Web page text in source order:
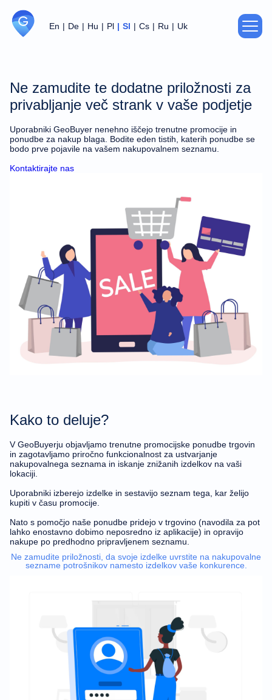
En De Hu Pl Sl Cs Ru Uk
Pogodba
Podpora
Izbriši račun
Ne zamudite te dodatne priložnosti za
privabljanje več strank v vaše podjetje
Uporabniki GeoBuyer nenehno iščejo trenutne promocije in
ponudbe za nakup blaga. Bodite eden tistih, katerih ponudbe se
bodo prve pojavile na vašem nakupovalnem seznamu.
Kontaktirajte nas
Kako to deluje?
V GeoBuyerju objavljamo trenutne promocijske ponudbe trgovin
in zagotavljamo priročno funkcionalnost za ustvarjanje
nakupovalnega seznama in iskanje znižanih izdelkov na vaši
lokaciji.
Uporabniki izberejo izdelke in sestavijo seznam tega, kar želijo
kupiti v času promocije.
Nato s pomočjo naše ponudbe pridejo v trgovino (navodila za pot
lahko enostavno dobimo neposredno iz aplikacije) in opravijo
nakupe po predhodno pripravljenem seznamu.
Ne zamudite priložnosti, da svoje izdelke uvrstite na nakupovalne
sezname potrošnikov namesto izdelkov vaše konkurence.